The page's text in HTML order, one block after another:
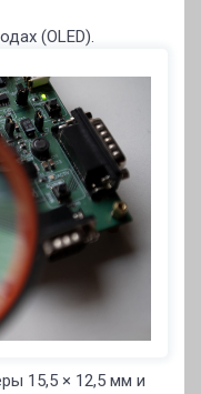
(OLED).
15,5 × 12,5 мм и